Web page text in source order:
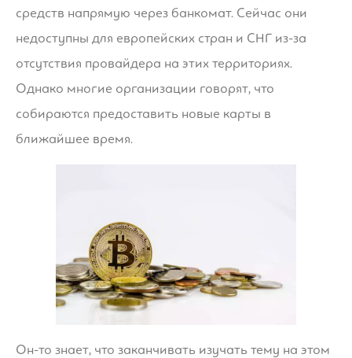
средств напрямую через банкомат. Сейчас они
недоступны для европейских стран и СНГ из-за
отсутствия провайдера на этих территориях.
Однако многие организации говорят, что
собираются предоставить новые карты в
ближайшее время.
Он-то знает, что заканчивать изучать тему на этом